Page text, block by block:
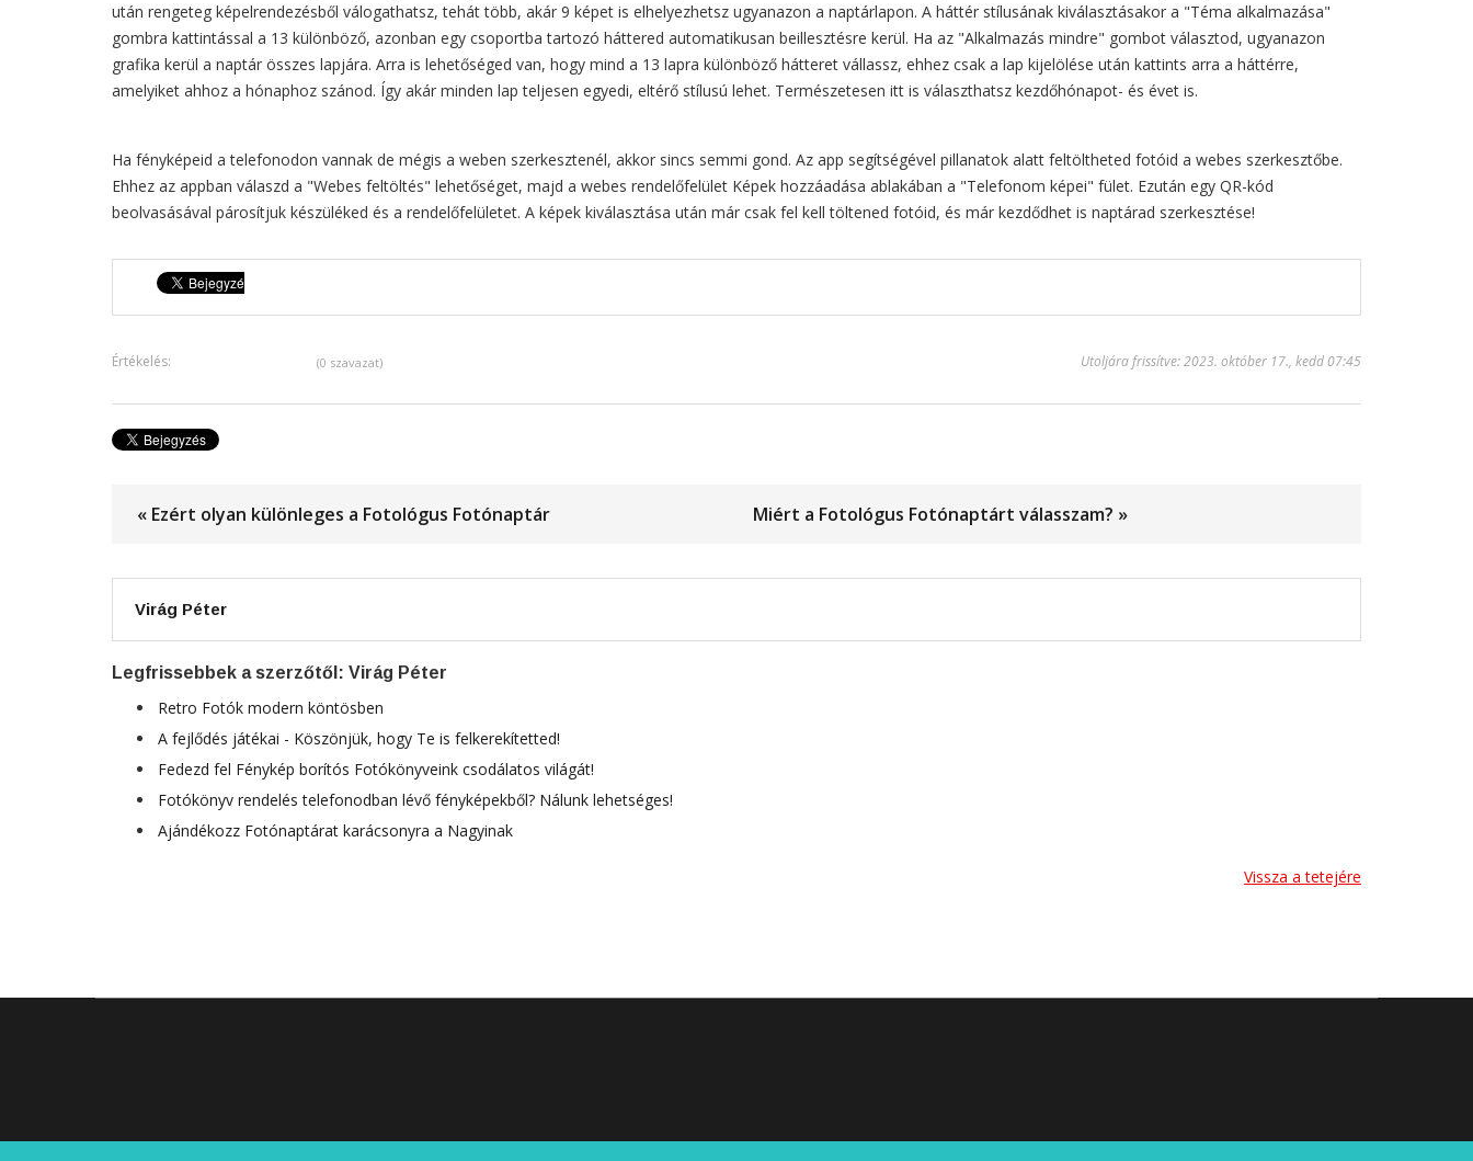
után rengeteg képelrendezésből válogathatsz, tehát több, akár 9 képet is elhelyezhetsz ugyanazon a naptárlapon. A háttér stílusának kiválasztásakor a "Téma alkalmazása"
gombra kattintással a 13 különböző, azonban egy csoportba tartozó háttered automatikusan beillesztésre kerül. Ha az "Alkalmazás mindre" gombot választod, ugyanazon
grafika kerül a naptár összes lapjára. Arra is lehetőséged van, hogy mind a 13 lapra különböző hátteret vállassz, ehhez csak a lap kijelölése után kattints arra a háttérre,
amelyiket ahhoz a hónaphoz szánod. Így akár minden lap teljesen egyedi, eltérő stílusú lehet. Természetesen itt is választhatsz kezdőhónapot- és évet is.
Ha fényképeid a telefonodon vannak de mégis a weben szerkesztenél, akkor sincs semmi gond. Az app segítségével pillanatok alatt feltöltheted fotóid a webes szerkesztőbe.
Ehhez az appban válaszd a "Webes feltöltés" lehetőséget, majd a webes rendelőfelület Képek hozzáadása ablakában a "Telefonom képei" fület. Ezután egy QR-kód
beolvasásával párosítjuk készüléked és a rendelőfelületet. A képek kiválasztása után már csak fel kell töltened fotóid, és már kezdődhet is naptárad szerkesztése!
Értékelés: (0 szavazat) Utoljára frissítve: 2023. október 17., kedd 07:45
« Ezért olyan különleges a Fotológus Fotónaptár Miért a Fotológus Fotónaptárt válasszam? »
Virág Péter
Legfrissebbek a szerzőtől: Virág Péter
Retro Fotók modern köntösben
A fejlődés játékai - Köszönjük, hogy Te is felkerekítetted!
Fedezd fel Fénykép borítós Fotókönyveink csodálatos világát!
Fotókönyv rendelés telefonodban lévő fényképekből? Nálunk lehetséges!
Ajándékozz Fotónaptárat karácsonyra a Nagyinak
Vissza a tetejére